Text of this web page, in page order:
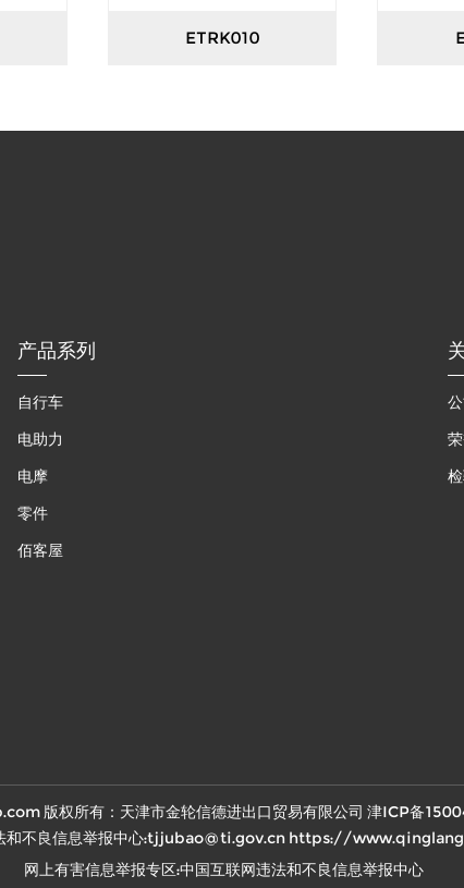
ETRK010
产品系列
自行车
电助力
电摩
零件
佰客屋
版权所有：天津市金轮信德进出口贸易有限公司 津ICP备
和不良信息举报中心:tjjubao@ti.gov.cn https://
网上有害信息举报专区:中国互联网违法和不良信息举报中心